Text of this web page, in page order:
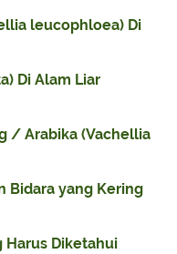
leucophloea) Di
Di Alam Liar
/ Arabika (Vachellia
Bidara yang Kering
Harus Diketahui